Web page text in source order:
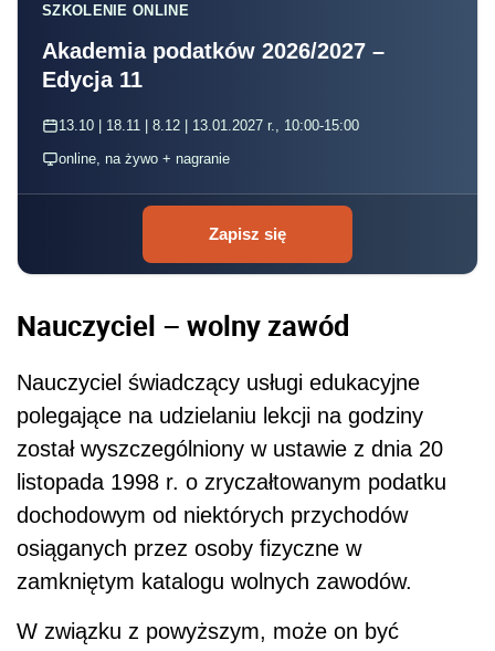
SZKOLENIE ONLINE
Akademia podatków 2026/2027 –
Edycja 11
13.10 | 18.11 | 8.12 | 13.01.2027 r., 10:00-15:00
online, na żywo + nagranie
Zapisz się
Nauczyciel – wolny zawód
Nauczyciel świadczący usługi edukacyjne
polegające na udzielaniu lekcji na godziny
został wyszczególniony w ustawie z dnia 20
listopada 1998 r. o zryczałtowanym podatku
dochodowym od niektórych przychodów
osiąganych przez osoby fizyczne w
zamkniętym katalogu wolnych zawodów.
W związku z powyższym, może on być